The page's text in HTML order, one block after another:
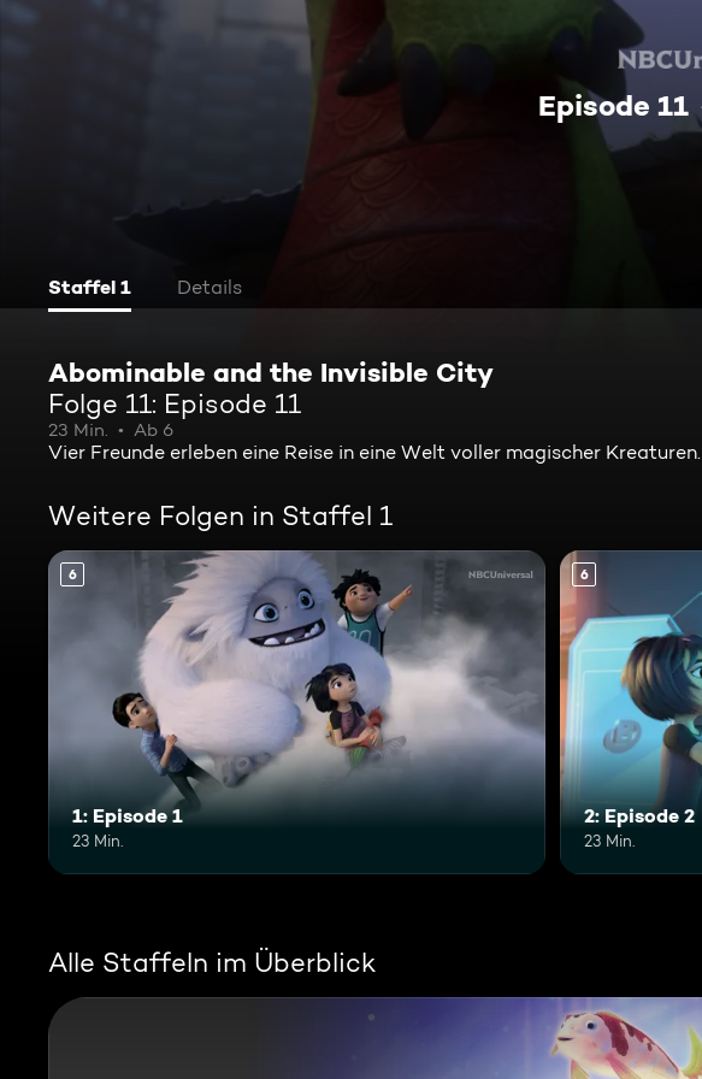
Episode 11
Staffel 1 Details
Abominable and the Invisible City
Folge 11: Episode 11
23 Min. Ab 6
Vier Freunde erleben eine Reise in eine Welt voller magischer Kreaturen.
Weitere Folgen in Staffel 1
6
1: Episode 1
23 Min.
6
2: Episode 2
23 Min.
Alle Staffeln im Überblick